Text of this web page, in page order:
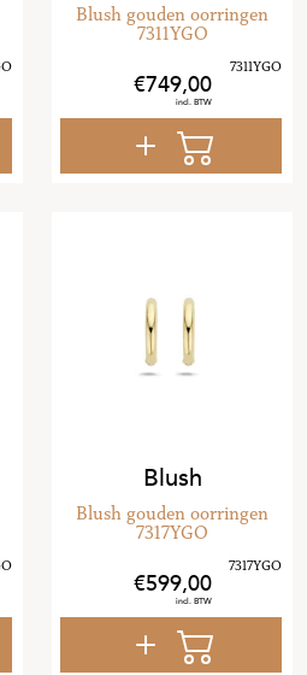
Blush gouden oorringen
7311YGO
749,00
Blush
Blush gouden oorringen
7317YGO
599,00